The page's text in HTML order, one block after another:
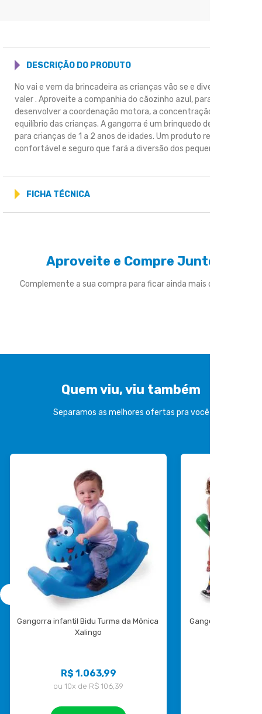
DESCRIÇÃO DO PRODUTO
No vai e vem da brincadeira as crianças vão se e divertir para
valer . Aproveite a companhia do cãozinho azul, para
desenvolver a coordenação motora, a concentração e o
equilíbrio das crianças. A gangorra é um brinquedo destinado
para crianças de 1 a 2 anos de idades. Um produto resistente,
confortável e seguro que fará a diversão dos pequeno
FICHA TÉCNICA
Aproveite e Compre Junto
Complemente a sua compra para ficar ainda mais divertido
Quem viu, viu também
Separamos as melhores ofertas pra você
Gangorra infantil Bidu Turma da Mônica
Xalingo
R$ 1.063,99
ou 10x de R$ 106,39
Gangorra Infantil